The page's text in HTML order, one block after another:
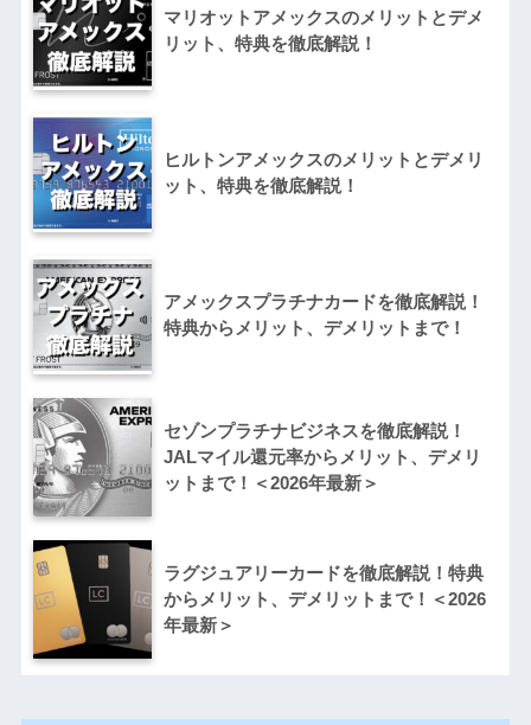
マリオットアメックスのメリットとデメ
リット、特典を徹底解説！
ヒルトンアメックスのメリットとデメリ
ット、特典を徹底解説！
アメックスプラチナカードを徹底解説！
特典からメリット、デメリットまで！
セゾンプラチナビジネスを徹底解説！
JALマイル還元率からメリット、デメリ
ットまで！＜2026年最新＞
ラグジュアリーカードを徹底解説！特典
からメリット、デメリットまで！＜2026
年最新＞